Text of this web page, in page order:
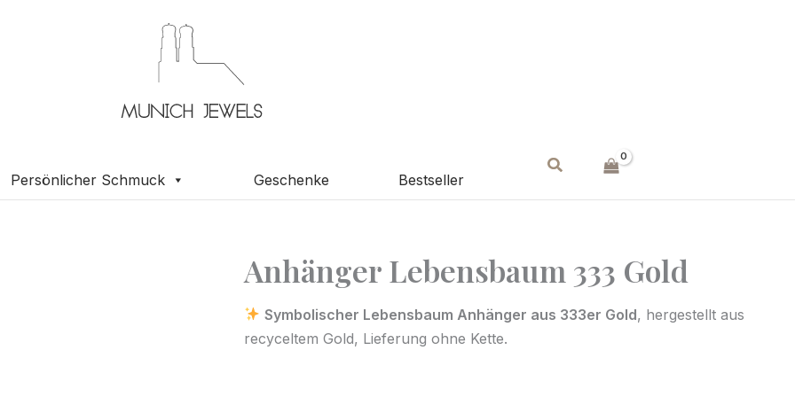
Persönlicher Schmuck Geschenke Bestseller
Suchen
Anhänger Lebensbaum 333 Gold
Symbolischer Lebensbaum Anhänger aus 333er Gold, hergestellt aus
recyceltem Gold, Lieferung ohne Kette.